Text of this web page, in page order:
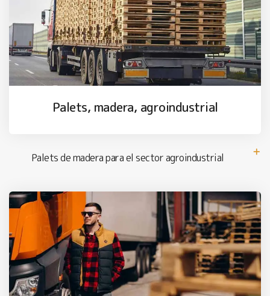
Palets, madera, agroindustrial
Palets de madera para el sector agroindustrial